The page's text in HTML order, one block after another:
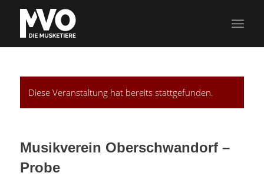
Diese Veranstaltung hat bereits stattgefunden.
Musikverein Oberschwandorf –
Probe